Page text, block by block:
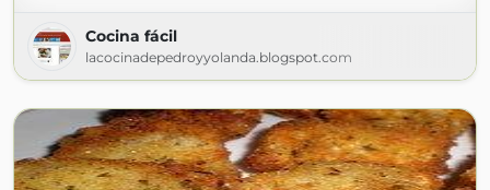
Cocina fácil
lacocinadepedroyyolanda.blogspot.com